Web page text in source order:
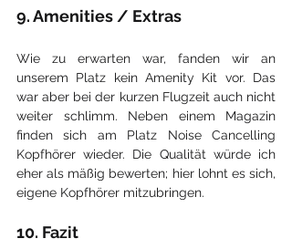
9. Amenities / Extras
Wie zu erwarten war, fanden wir an
unserem Platz kein Amenity Kit vor. Das
war aber bei der kurzen Flugzeit auch nicht
weiter schlimm. Neben einem Magazin
finden sich am Platz Noise Cancelling
Kopfhörer wieder. Die Qualität würde ich
eher als mäßig bewerten; hier lohnt es sich,
eigene Kopfhörer mitzubringen.
10. Fazit